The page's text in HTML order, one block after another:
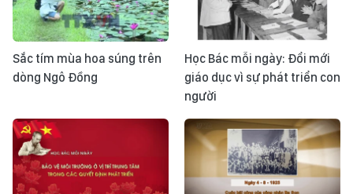
Sắc tím mùa hoa súng trên
dòng Ngô Đồng
Học Bác mỗi ngày: Đổi mới
giáo dục vì sự phát triển con
người